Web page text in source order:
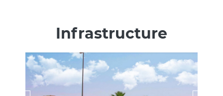
Infrastructure